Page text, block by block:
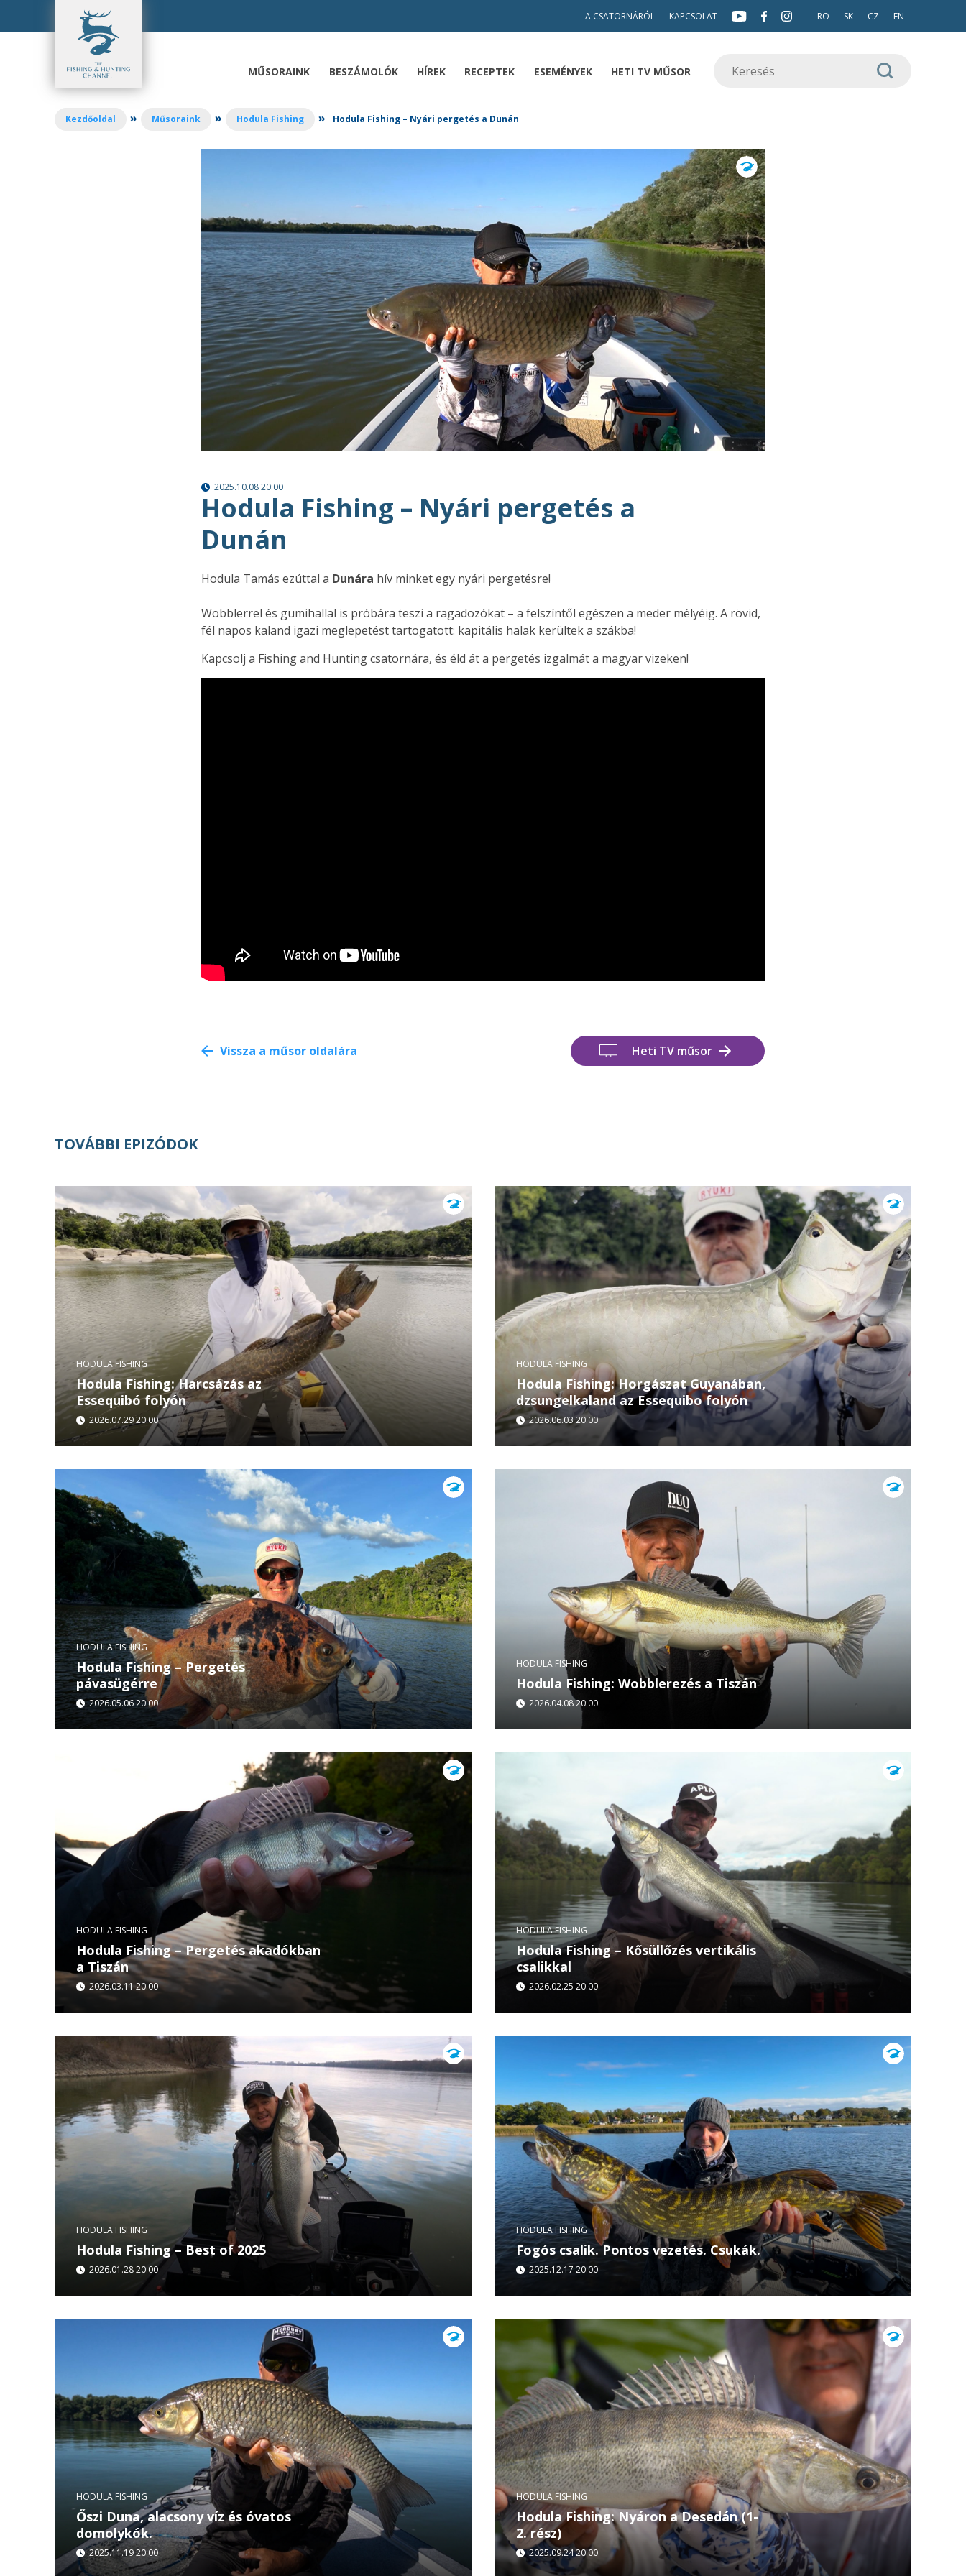
A CSATORNÁRÓL KAPCSOLAT RO SK CZ EN
MŰSORAINK BESZÁMOLÓK HÍREK RECEPTEK ESEMÉNYEK HETI TV MŰSOR
Kezdőoldal » Műsoraink » Hodula Fishing » Hodula Fishing – Nyári pergetés a Dunán
2025.10.08 20:00
Hodula Fishing – Nyári pergetés a
Dunán
Hodula Tamás ezúttal a Dunára hív minket egy nyári pergetésre!
Wobblerrel és gumihallal is próbára teszi a ragadozókat – a felszíntől egészen a meder mélyéig. A rövid,
fél napos kaland igazi meglepetést tartogatott: kapitális halak kerültek a szákba!
Kapcsolj a Fishing and Hunting csatornára, és éld át a pergetés izgalmát a magyar vizeken!
Vissza a műsor oldalára Heti TV műsor
TOVÁBBI EPIZÓDOK
HODULA FISHING
Hodula Fishing: Harcsázás az
Essequibó folyón
2026.07.29 20:00
A HodulaFishing következő epizódja Guyana vadonjába, az Essequibó
folyó különleges világába vezeti a nézőket. Ez a vadregényes víz izgalmas
HODULA FISHING
Hodula Fishing: Horgászat Guyanában,
dzsungelkaland az Essequibo folyón
2026.06.03 20:00
Hodula Tamás Guyana vadonjában, az Essequibo folyó elképesztő
élővilágában horgászott. Ebben a filmben brutális ragadozók, változatos
HODULA FISHING
Hodula Fishing – Pergetés
pávasügérre
2026.05.06 20:00
Hodula Tamás Guyanába utazott, ahol egy régi álma vált valóra:
pávasügérre pergethetett a legjobb wobblereivel. Az érintetlen
HODULA FISHING
Hodula Fishing: Wobblerezés a Tiszán
2026.04.08 20:00
A Hodula Fishing legújabb részében Tamás a Tisza folyóra látogat, ahol
a cél: minél több ragadozó hal becsapása wobbleres pergetéssel.
HODULA FISHING
Hodula Fishing – Pergetés akadókban
a Tiszán
2026.03.11 20:00
A Hodula Fishing legújabb epizódjában Hodula Tamás a Tiszára látogat,
ahol az őszi, lelassult vízben keresi a ragadozóhalakat. A cél ezúttal a
HODULA FISHING
Hodula Fishing – Kősüllőzés vertikális
csalikkal
2026.02.25 20:00
Hodula Tamás ezúttal a Tiszán horgászik Lós József társaságában, ahol
vertikális csalikkal próbálják megtalálni és kapásra bírni a mederben
HODULA FISHING
Hodula Fishing – Best of 2025
2026.01.28 20:00
A 2025-ös év számtalan emlékezetes pillanatot hozott a vízparton. A
Hodula Fishing – Best of 2025 epizódban Hodula Tamás a legszebb
HODULA FISHING
Fogós csalik. Pontos vezetés. Csukák.
2025.12.17 20:00
Ebben az epizódban Hodula Tamás megmutatja, milyen csalik és
technikák működnek igazán az északi vizeken. December 17., szerda –
HODULA FISHING
Őszi Duna, alacsony víz és óvatos
domolykók.
2025.11.19 20:00
Hodula Tamás ezen a héten megmutatja, hogyan lehet wobblerekkel
HODULA FISHING
Hodula Fishing: Nyáron a Desedán (1-
2. rész)
2025.09.24 20:00
Szeptember 24., szerda 20.00 Pergetés forróságban, ragadozók